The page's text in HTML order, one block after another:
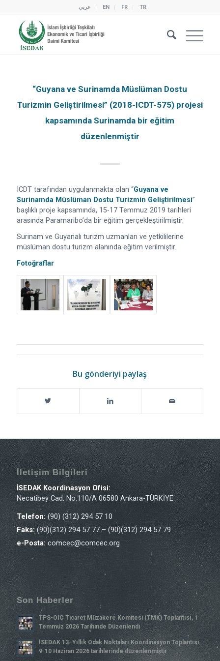
عربي EN FR TR
“Guyana ve Surinamda Müslüman Dostu
Turizmin Geliştirilmesi” (2018-ICDT-575) projesi
kapsamında Surinamda bir eğitim
düzenlenmiştir
ICDT tarafından uygulanmakta olan “Guyana ve
Surinamda Müslüman Dostu Turizmin Geliştirilmesi”
başlıklı proje kapsamında, 15-17 Temmuz 2019 tarihleri
arasında Paramaribo’da bir eğitim gerçekleştirilmiştir.
Surinam ve Guyanalı turizm uzmanları ve yetkililerine
müslüman dostu turizm alanında eğitim verilmiştir.
Fotoğraflar
Bu gönderiyi paylaş
İletişim Bilgileri
İSEDAK Koordinasyon Ofisi:
Necatibey Cad. No:110/A 06580 Ankara-TÜRKİYE
Telefon:(90) (312) 294 57 10
Faks: (90)(312) 294 57 77 – (90)(312) 294 57 79
e-Posta:comcec@comcec.org
Son Haberler
TPS-OIC Ticaret Müzakere Komitesi (TMK) Toplantısı, 1
Temmuz 2026 Tarihinde Düzenlendi
İSEDAK 13. Yıllık Odak Noktaları Koordinasyon Toplantısı
9-10 Haziran 2026 tarihlerinde düzenlenmiştir